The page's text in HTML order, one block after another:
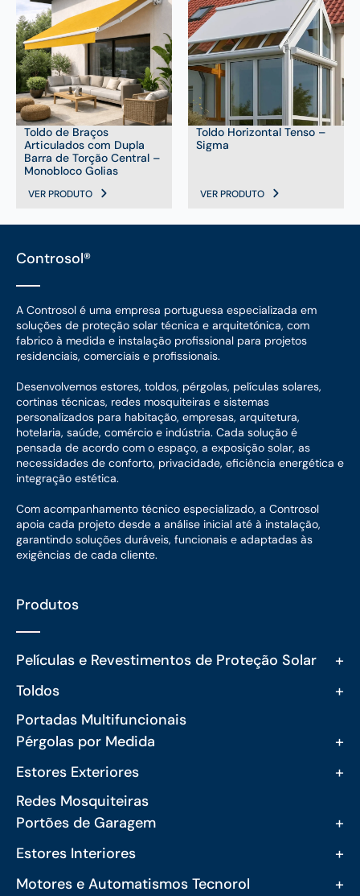
Toldo de Braços
Articulados com Dupla
Barra de Torção Central –
Monobloco Golias
VER PRODUTO
Toldo Horizontal Tenso –
Sigma
VER PRODUTO
Controsol®
A Controsol é uma empresa portuguesa especializada em
soluções de proteção solar técnica e arquitetónica, com
fabrico à medida e instalação profissional para projetos
residenciais, comerciais e profissionais.
Desenvolvemos estores, toldos, pérgolas, películas solares,
cortinas técnicas, redes mosquiteiras e sistemas
personalizados para habitação, empresas, arquitetura,
hotelaria, saúde, comércio e indústria. Cada solução é
pensada de acordo com o espaço, a exposição solar, as
necessidades de conforto, privacidade, eficiência energética e
integração estética.
Com acompanhamento técnico especializado, a Controsol
apoia cada projeto desde a análise inicial até à instalação,
garantindo soluções duráveis, funcionais e adaptadas às
exigências de cada cliente.
Produtos
Películas e Revestimentos de Proteção Solar +
Toldos +
Portadas Multifuncionais
Pérgolas por Medida
+
Estores Exteriores +
Redes Mosquiteiras
Portões de Garagem
+
Estores Interiores +
Motores e Automatismos Tecnorol +